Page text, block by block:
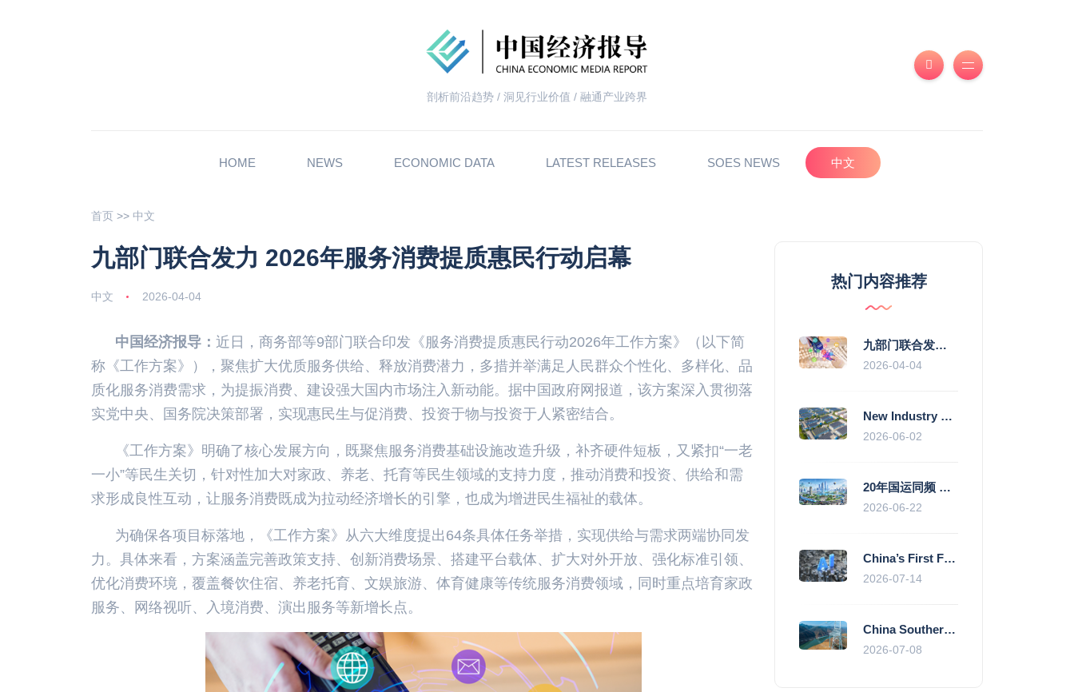
剖析前沿趋势 / 洞见行业价值 / 融通产业跨界
HOME NEWS ECONOMIC DATA LATEST RELEASES SOES NEWS 中文
首页 >> 中文
九部门联合发力 2026年服务消费提质惠民行动启幕
中文 2026-04-04
中国经济报导： 近日，商务部等9部门联合印发《服务消费提质惠民行动2026年工作方案》（以下简
称《工作方案》），聚焦扩大优质服务供给、释放消费潜力，多措并举满足人民群众个性化、多样化、品
质化服务消费需求，为提振消费、建设强大国内市场注入新动能。据中国政府网报道，该方案深入贯彻落
实党中央、国务院决策部署，实现惠民生与促消费、投资于物与投资于人紧密结合。
《工作方案》明确了核心发展方向，既聚焦服务消费基础设施改造升级，补齐硬件短板，又紧扣“一老
一小”等民生关切，针对性加大对家政、养老、托育等民生领域的支持力度，推动消费和投资、供给和需
求形成良性互动，让服务消费既成为拉动经济增长的引擎，也成为增进民生福祉的载体。
为确保各项目标落地，《工作方案》从六大维度提出64条具体任务举措，实现供给与需求两端协同发
力。具体来看，方案涵盖完善政策支持、创新消费场景、搭建平台载体、扩大对外开放、强化标准引领、
优化消费环境，覆盖餐饮住宿、养老托育、文娱旅游、体育健康等传统服务消费领域，同时重点培育家政
服务、网络视听、入境消费、演出服务等新增长点。
热门内容推荐
九部门联合发力 2026年服务消费提质惠民行动启幕
2026-04-04
New Industry Standards Fuel Standardised and Scaled Growth of China’s Embodied Intelligence Sector
2026-06-02
20年国运同频 数据价值变现--“新质未来”平台开启产业通证新时代
2026-06-22
China’s First Fully Domestic 100,000-Card AI Supercluster Launched in Zhengzhou, Integrated Into National Supercomputing Internet
2026-07-14
China Southern Power Grid Accelerates Grid Works to Secure Summer Power Supply Across Southern Provinces
2026-07-08